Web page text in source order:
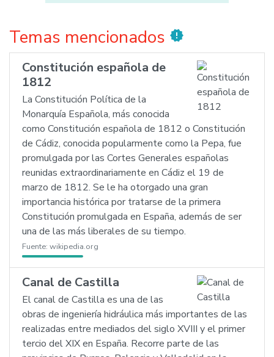
Temas mencionados new_releases
Constitución española de
1812
La Constitución Política de la
Monarquía Española, más conocida
como Constitución española de 1812 o Constitución
de Cádiz, conocida popularmente como la Pepa, fue
promulgada por las Cortes Generales españolas
reunidas extraordinariamente en Cádiz el 19 de
marzo de 1812. Se le ha otorgado una gran
importancia histórica por tratarse de la primera
Constitución promulgada en España, además de ser
una de las más liberales de su tiempo.
Fuente: wikipedia.org
Canal de Castilla
El canal de Castilla es una de las
obras de ingeniería hidráulica más importantes de las
realizadas entre mediados del siglo XVIII y el primer
tercio del XIX en España. Recorre parte de las